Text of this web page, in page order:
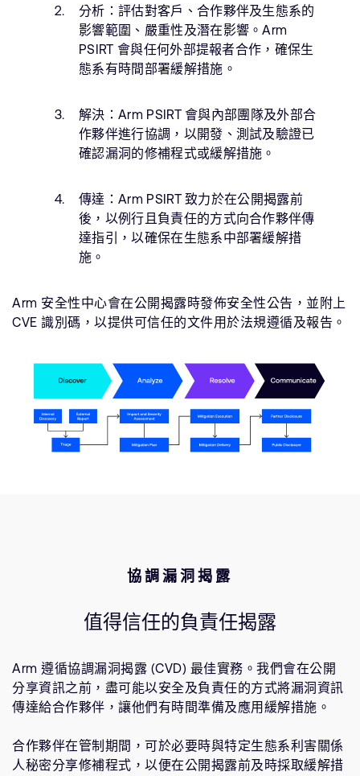
分析： 評估對客戶、合作夥伴及生態系的
影響範圍、嚴重性及潛在影響。Arm
PSIRT 會與任何外部提報者合作，確保生
態系有時間部署緩解措施。
解決： Arm PSIRT 會與內部團隊及外部合
作夥伴進行協調，以開發、測試及驗證已
確認漏洞的修補程式或緩解措施。
傳達： Arm PSIRT 致力於在公開揭露前
後，以例行且負責任的方式向合作夥伴傳
達指引，以確保在生態系中部署緩解措
施。
Arm 安全性中心會在公開揭露時發佈安全性公告，並附上
CVE 識別碼，以提供可信任的文件用於法規遵循及報告。
協調漏洞揭露
值得信任的負責任揭露
Arm 遵循協調漏洞揭露 (CVD) 最佳實務。我們會在公開
分享資訊之前，盡可能以安全及負責任的方式將漏洞資訊
傳達給合作夥伴，讓他們有時間準備及應用緩解措施。
合作夥伴在管制期間，可於必要時與特定生態系利害關係
人秘密分享修補程式，以便在公開揭露前及時採取緩解措